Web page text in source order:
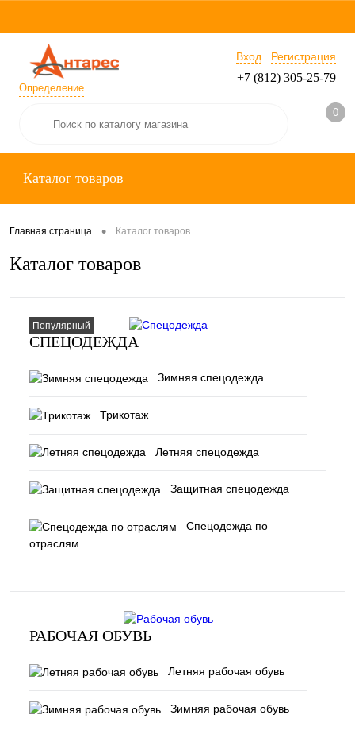
Определение
Вход Регистрация
+7 (812) 305-25-79
0
Каталог товаров
Главная страница • Каталог товаров
Каталог товаров
Популярный
СПЕЦОДЕЖДА
Зимняя спецодежда
Трикотаж
Летняя спецодежда
Защитная спецодежда
Спецодежда по
отраслям
РАБОЧАЯ ОБУВЬ
Летняя рабочая обувь
Зимняя рабочая обувь